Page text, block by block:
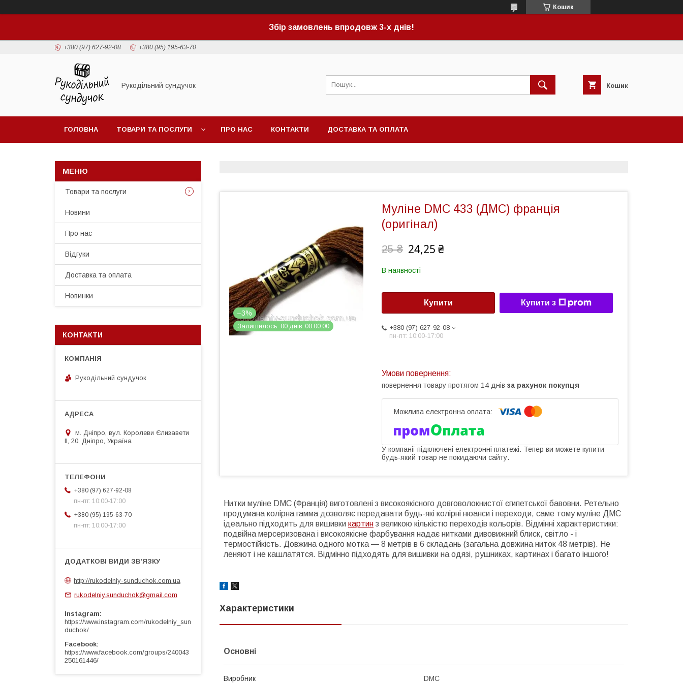
Кошик
Збір замовлень впродовж 3-х днів!
+380 (97) 627-92-08 +380 (95) 195-63-70
Рукодільний сундучок Кошик
ГОЛОВНА ТОВАРИ ТА ПОСЛУГИ ПРО НАС КОНТАКТИ ДОСТАВКА ТА ОПЛАТА
–3%
Залишилось 00 днів 00 00 00
Муліне DMC 433 (ДМС) франція
(оригінал)
25 ₴ 24,25 ₴
В наявності
Купити Купити з
+380 (97) 627-92-08
пн-пт: 10:00-17:00
повернення товару протягом 14 днів за рахунок покупця
У компанії підключені електронні платежі. Тепер ви можете купити
будь-який товар не покидаючи сайту.
Нитки муліне DMC (Франція) виготовлені з високоякісного довговолокнистої єгипетської бавовни. Ретельно
продумана колірна гамма дозволяє передавати будь-які колірні нюанси і переходи, саме тому муліне ДМС
ідеально підходить для вишивки картин з великою кількістю переходів кольорів. Відмінні характеристики:
подвійна мерсеризована і високоякісне фарбування надає нитками дивовижний блиск, світло - і
термостійкість. Довжина одного мотка ― 8 метрів в 6 складань (загальна довжина ниток 48 метрів). Не
леняют і не кашлатятся. Відмінно підходять для вишивки на одязі, рушниках, картинах і багато іншого!
Характеристики
Основні
Виробник DMC
Товари та послуги
Новини
Про нас
Відгуки
Доставка та оплата
Новинки
КОНТАКТИ
Рукодільний сундучок
м. Дніпро, вул. Королеви Єлизавети
ІІ, 20, Дніпро, Україна
+380 (97) 627-92-08
пн-пт: 10:00-17:00
+380 (95) 195-63-70
пн-пт: 10:00-17:00
http://rukodelniy-sunduchok.com.ua
rukodelniy.sunduchok@gmail.com
Instagram
https://www.instagram.com/rukodelniy_sun
duchok/
Facebook
https://www.facebook.com/groups/240043
250161446/